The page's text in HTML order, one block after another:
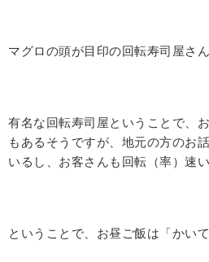
マグロの頭が目印の回転寿司屋さん
有名な回転寿司屋ということで、
もあるそうですが、地元の方のお
いるし、お客さんも回転（率）速
ということで、お昼ご飯は「かい